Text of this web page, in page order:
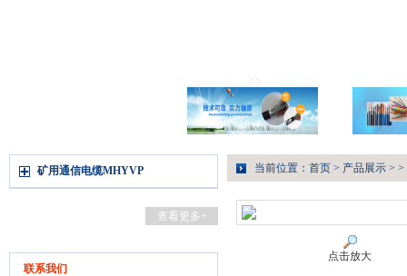
矿用通信电缆MHYVP
查看更多+
联系我们
当前位置： 首页 > 产品展示 > >
点击放大